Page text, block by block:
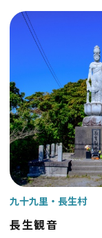
長生観音
九十九里 長生村